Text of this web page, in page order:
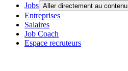
Jobs Aller directement au contenu
Entreprises
Salaires
Job Coach
Espace recruteurs